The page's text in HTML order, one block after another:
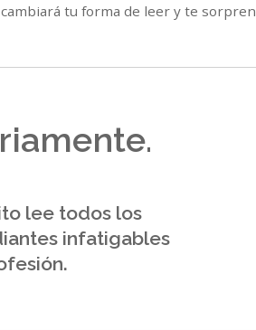
tu forma de leer y te
lee todos los
infatigables